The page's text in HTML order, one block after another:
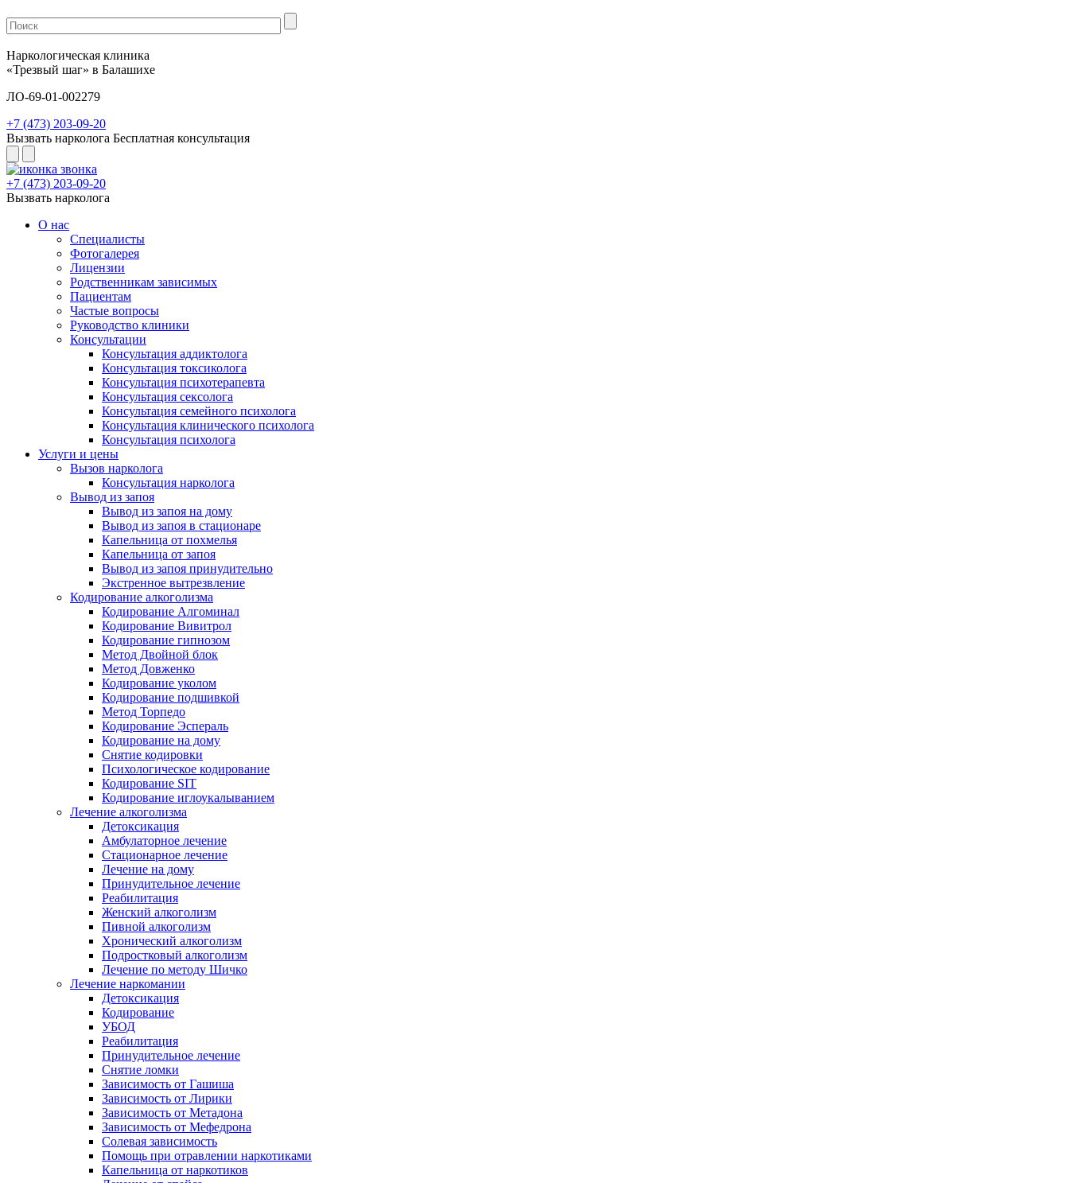
Наркологическая клиника
«Трезвый шаг» в Балашихе
ЛО-69-01-002279
+7 (473) 203-09-20
Вызвать нарколога Бесплатная консультация
+7 (473) 203-09-20
Вызвать нарколога
О нас
Специалисты
Фотогалерея
Лицензии
Родственникам зависимых
Пациентам
Частые вопросы
Руководство клиники
Консультации
Консультация аддиктолога
Консультация токсиколога
Консультация психотерапевта
Консультация сексолога
Консультация семейного психолога
Консультация клинического психолога
Консультация психолога
Услуги и цены
Вызов нарколога
Консультация нарколога
Вывод из запоя
Вывод из запоя на дому
Вывод из запоя в стационаре
Капельница от похмелья
Капельница от запоя
Вывод из запоя принудительно
Экстренное вытрезвление
Кодирование алкоголизма
Кодирование Алгоминал
Кодирование Вивитрол
Кодирование гипнозом
Метод Двойной блок
Метод Довженко
Кодирование уколом
Кодирование подшивкой
Метод Торпедо
Кодирование Эспераль
Кодирование на дому
Снятие кодировки
Психологическое кодирование
Кодирование SIT
Кодирование иглоукалыванием
Лечение алкоголизма
Детоксикация
Амбулаторное лечение
Стационарное лечение
Лечение на дому
Принудительное лечение
Реабилитация
Женский алкоголизм
Пивной алкоголизм
Хронический алкоголизм
Подростковый алкоголизм
Лечение по методу Шичко
Лечение наркомании
Детоксикация
Кодирование
УБОД
Реабилитация
Принудительное лечение
Снятие ломки
Зависимость от Гашиша
Зависимость от Лирики
Зависимость от Метадона
Зависимость от Мефедрона
Солевая зависимость
Помощь при отравлении наркотиками
Капельница от наркотиков